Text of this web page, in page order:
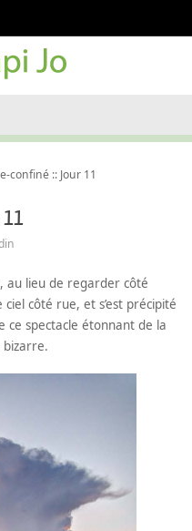
confiné :: Jour 11
11
au lieu de regarder côté
côté rue, et s’est précipité
spectacle étonnant de la
bizarre.